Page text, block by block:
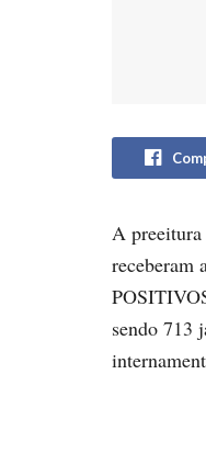
A
receberam
sendo 713